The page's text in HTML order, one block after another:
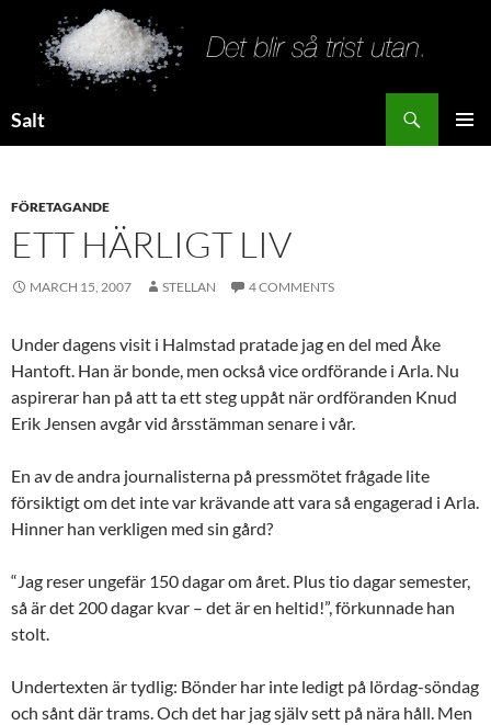
Salt
FÖRETAGANDE
ETT HÄRLIGT LIV
MARCH 15, 2007 STELLAN 4 COMMENTS
Under dagens visit i Halmstad pratade jag en del med Åke
Hantoft. Han är bonde, men också vice ordförande i Arla. Nu
aspirerar han på att ta ett steg uppåt när ordföranden Knud
Erik Jensen avgår vid årsstämman senare i vår.
En av de andra journalisterna på pressmötet frågade lite
försiktigt om det inte var krävande att vara så engagerad i Arla.
Hinner han verkligen med sin gård?
“Jag reser ungefär 150 dagar om året. Plus tio dagar semester,
så är det 200 dagar kvar – det är en heltid!”, förkunnade han
stolt.
Undertexten är tydlig: Bönder har inte ledigt på lördag-söndag
och sånt där trams. Och det har jag själv sett på nära håll. Men